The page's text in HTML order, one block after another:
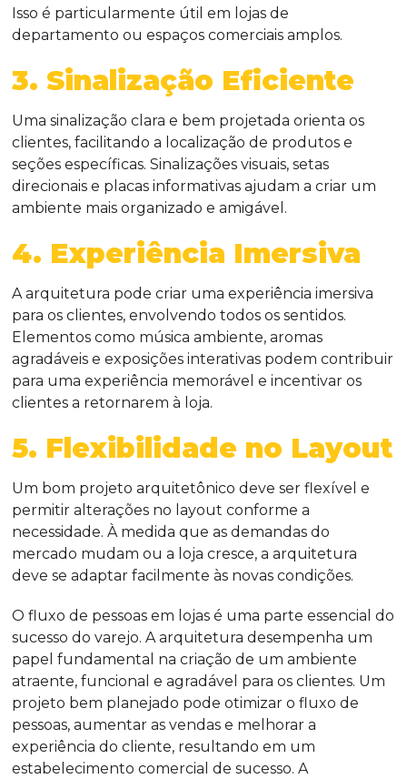
Isso é particularmente útil em lojas de
departamento ou espaços comerciais amplos.
3. Sinalização Eficiente
Uma sinalização clara e bem projetada orienta os
clientes, facilitando a localização de produtos e
seções específicas. Sinalizações visuais, setas
direcionais e placas informativas ajudam a criar um
ambiente mais organizado e amigável.
4. Experiência Imersiva
A arquitetura pode criar uma experiência imersiva
para os clientes, envolvendo todos os sentidos.
Elementos como música ambiente, aromas
agradáveis e exposições interativas podem contribuir
para uma experiência memorável e incentivar os
clientes a retornarem à loja.
5. Flexibilidade no Layout
Um bom projeto arquitetônico deve ser flexível e
permitir alterações no layout conforme a
necessidade. À medida que as demandas do
mercado mudam ou a loja cresce, a arquitetura
deve se adaptar facilmente às novas condições.
O fluxo de pessoas em lojas é uma parte essencial do
sucesso do varejo. A arquitetura desempenha um
papel fundamental na criação de um ambiente
atraente, funcional e agradável para os clientes. Um
projeto bem planejado pode otimizar o fluxo de
pessoas, aumentar as vendas e melhorar a
experiência do cliente, resultando em um
estabelecimento comercial de sucesso. A